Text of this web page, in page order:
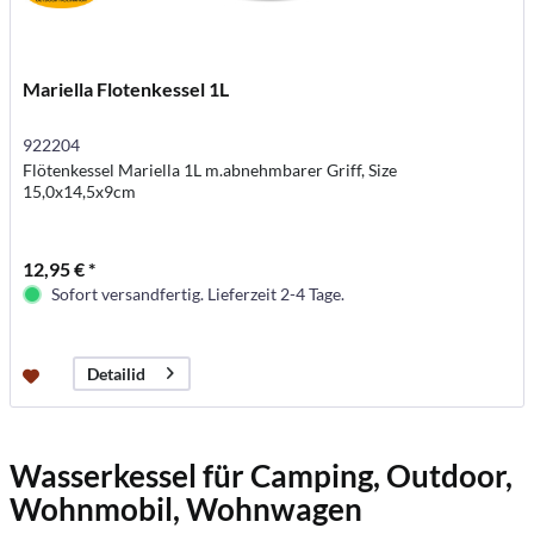
Mariella Flotenkessel 1L
922204
Flötenkessel Mariella 1L m.abnehmbarer Griff, Size
15,0x14,5x9cm
12,95 € *
Sofort versandfertig. Lieferzeit 2-4 Tage.
Detailid
Wasserkessel für Camping, Outdoor,
Wohnmobil, Wohnwagen